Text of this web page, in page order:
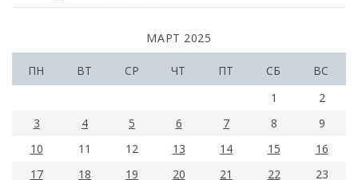
МАРТ 2025
ПН ВТ СР ЧТ ПТ СБ
ВС
1
2
3
4 5 6 7 8
9
10
11 12 13 14 15
16
17
18 19 20 21 22
23